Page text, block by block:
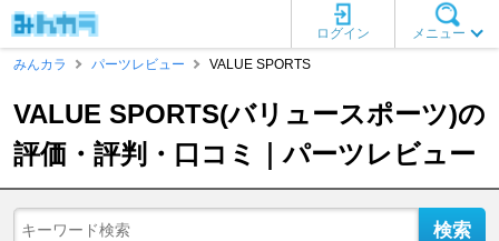
メニュー
ログイン
みんカラ
パーツレビュー VALUE SPORTS
VALUE SPORTS(バリュースポーツ)の
評価・評判・口コミ｜パーツレビュー